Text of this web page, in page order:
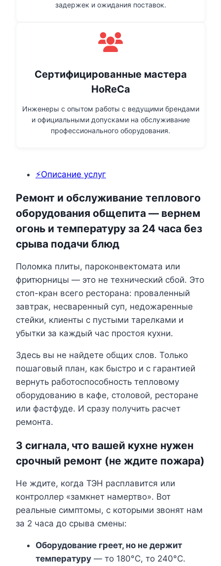
задержек и ожидания поставок.
Сертифицированные мастера
HoReCa
Инженеры с опытом работы с ведущими брендами
и официальными допусками на обслуживание
профессионального оборудования.
⚡Описание услуг
Ремонт и обслуживание теплового
оборудования общепита — вернем
огонь и температуру за 24 часа без
срыва подачи блюд
Поломка плиты, пароконвектомата или
фритюрницы — это не технический сбой. Это
стоп-кран всего ресторана: проваленный
завтрак, несваренный суп, недожаренные
стейки, клиенты с пустыми тарелками и
убытки за каждый час простоя кухни.
Здесь вы не найдете общих слов. Только
пошаговый план, как быстро и с гарантией
вернуть работоспособность тепловому
оборудованию в кафе, столовой, ресторане
или фастфуде. И сразу получить расчет
ремонта.
3 сигнала, что вашей кухне нужен
срочный ремонт (не ждите пожара)
Не ждите, когда ТЭН расплавится или
контроллер «замкнет намертво». Вот
реальные симптомы, с которыми звонят нам
за 2 часа до срыва смены:
Оборудование греет, но не держит
температуру — то 180°C, то 240°C.